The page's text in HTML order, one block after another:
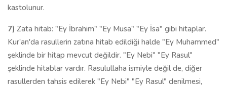
kastolunur.
7) Zata hitab: "Ey İbrahim" "Ey Musa" "Ey İsa" gibi hitaplar.
Kur'an'da rasullerin zatına hitab edildiği halde "Ey Muhammed"
şeklinde bir hitap mevcut değildir. "Ey Nebi" "Ey Rasul"
şeklinde hitablar vardır. Rasulullaha ismiyle değil de, diğer
rasullerden tahsis edilerek "Ey Nebi" "Ey Rasul" denilmesi,